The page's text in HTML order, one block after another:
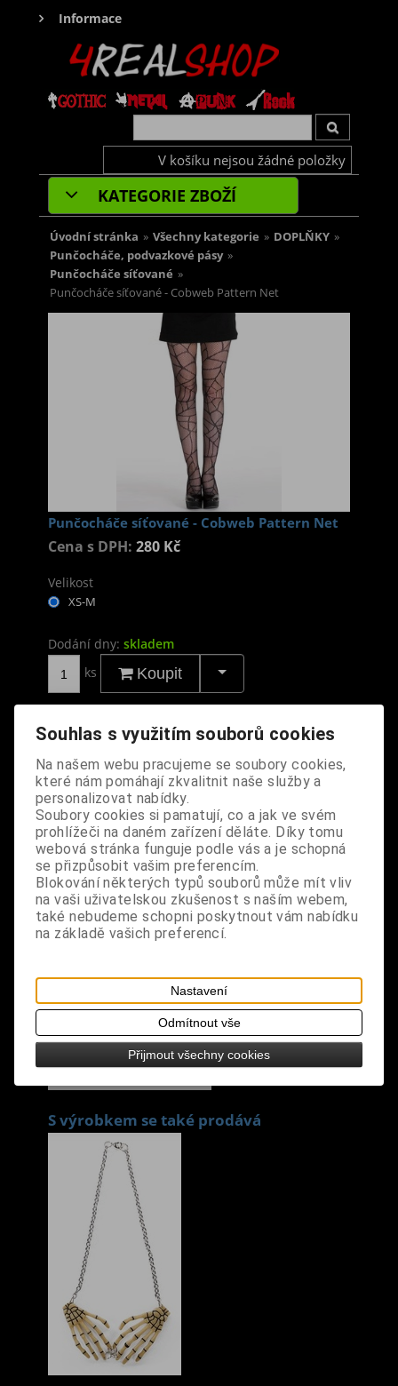
Informace
V košíku nejsou žádné položky
KATEGORIE ZBOŽÍ
Úvodní stránka » Všechny kategorie » DOPLŇKY »
Punčocháče, podvazkové pásy »
Punčocháče síťované »
Punčocháče síťované - Cobweb Pattern Net
Punčocháče síťované - Cobweb Pattern Net
Cena s DPH: 280 Kč
Velikost
XS-M
Dodání dny: skladem
ks
Koupit
Výrobce:import UK
Záruka (měsíců):24
Dotaz na výrobek
Tisk
materiál: 84% nylon, 16% elastan
design: luxusní značkové designové punčocháče,
černá barva
velikost: universální XS-M - výška postavy 152-170
poznámka: punčocháče z hygienických důvodů
nevyměňujeme
S výrobkem se také prodává
Souhlas s využitím souborů cookies
Na našem webu pracujeme se soubory cookies,
které nám pomáhají zkvalitnit naše služby a
personalizovat nabídky.
Soubory cookies si pamatují, co a jak ve svém
prohlížeči na daném zařízení děláte. Díky tomu
webová stránka funguje podle vás a je schopná
se přizpůsobit vašim preferencím.
Blokování některých typů souborů může mít vliv
na vaši uživatelskou zkušenost s naším webem,
také nebudeme schopni poskytnout vám nabídku
na základě vašich preferencí.
Nastavení
Odmítnout vše
Přijmout všechny cookies